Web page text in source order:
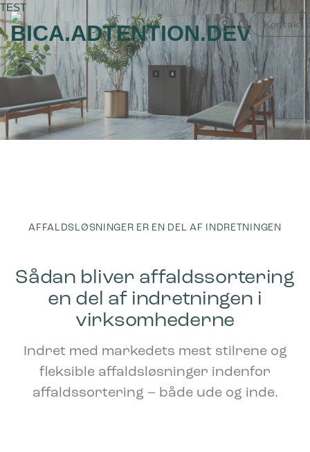
TEST
Fortsæt
til
indhold
Kontakt
AFFALDSLØSNINGER ER EN DEL AF INDRETNINGEN
Sådan bliver affaldssortering
en del af indretningen i
virksomhederne
Indret med markedets mest stilrene og
fleksible affaldsløsninger indenfor
affaldssortering – både ude og inde.